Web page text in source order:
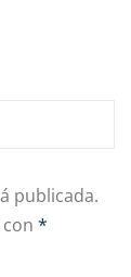
publicada.
*